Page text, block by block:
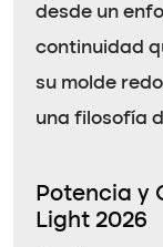
desde un
continuidad
su molde
una filosofía
Potencia y
Light 2026